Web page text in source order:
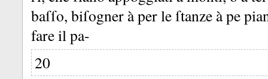
baſſo, biſogner à per le ſtanze à pe
fare il pa-
20